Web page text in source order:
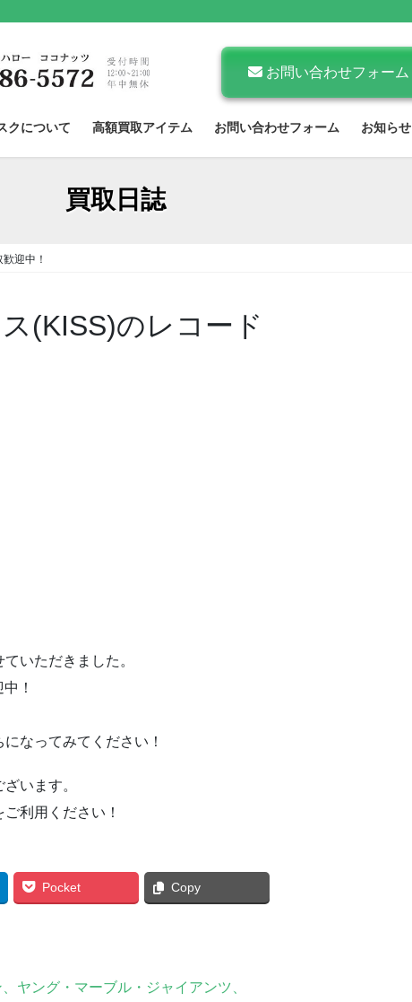
お問い合わせフォーム
クについて 高額買取アイテム お問い合わせフォーム お知らせ
買取日誌
迎中！
(KISS)のレコード
いただきました。
！
なってみてください！
います。
利用ください！
Pocket Copy
ヤング・マーブル・ジャイアンツ、